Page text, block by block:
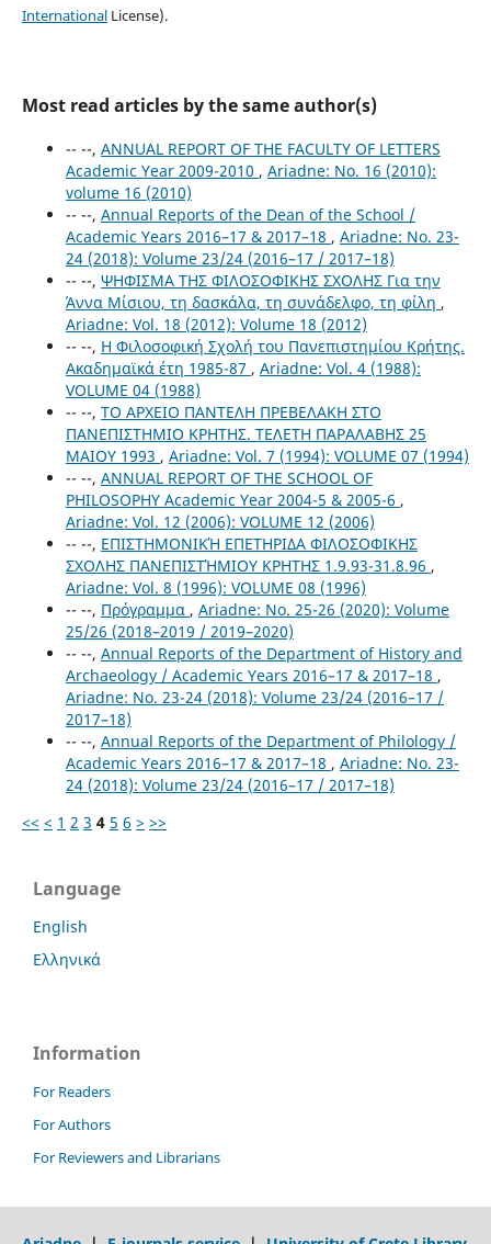
InternationalLicense).
Most read articles by the same author(s)
-- --, ANNUAL REPORT OF ΤΗΕ FACULTY OF LETTERS
Academic Year 2009-2010 , Ariadne: No. 16 (2010):
volume 16 (2010)
-- --, Annual Reports of the Dean of the School /
Academic Years 2016–17 & 2017–18 , Ariadne: No. 23-
24 (2018): Volume 23/24 (2016–17 / 2017–18)
-- --, ΨΗΦΙΣΜΑ ΤΗΣ ΦΙΛΟΣΟΦΙΚΗΣ ΣΧΟΛΗΣ Για την
Άννα Μίσιου, τη δασκάλα, τη συνάδελφο, τη φίλη ,
Ariadne: Vol. 18 (2012): Volume 18 (2012)
-- --, Η Φιλοσοφική Σχολή του Πανεπιστημίου Κρήτης.
Ακαδημαϊκά έτη 1985-87 , Ariadne: Vol. 4 (1988):
VOLUME 04 (1988)
-- --, ΤΟ ΑΡΧΕΙΟ ΠΑΝΤΕΛΗ ΠΡΕΒΕΛΑΚΗ ΣΤΟ
ΠΑΝΕΠΙΣΤΗΜΙΟ ΚΡΗΤΗΣ. ΤΕΛΕΤΗ ΠΑΡΑΛΑΒΗΣ 25
ΜΑΙΟΥ 1993 , Ariadne: Vol. 7 (1994): VOLUME 07 (1994)
-- --, ANNUAL REPORT OF THE SCHOOL OF
PHILOSOPHY Academic Year 2004-5 & 2005-6 ,
Ariadne: Vol. 12 (2006): VOLUME 12 (2006)
-- --, ΕΠΙΣΤΗΜΟΝΙΚΉ ΕΠΕΤΗΡΙΔΑ ΦΙΛΟΣΟΦΙΚΗΣ
ΣΧΟΛΗΣ ΠΑΝΕΠΙΣΤΉΜΙΟΥ ΚΡΗΤΗΣ 1.9.93-31.8.96 ,
Ariadne: Vol. 8 (1996): VOLUME 08 (1996)
-- --, Πρόγραμμα , Ariadne: No. 25-26 (2020): Volume
25/26 (2018–2019 / 2019–2020)
-- --, Annual Reports of the Department of History and
Archaeology / Academic Years 2016–17 & 2017–18 ,
Ariadne: No. 23-24 (2018): Volume 23/24 (2016–17 /
2017–18)
-- --, Annual Reports of the Department of Philology /
Academic Years 2016–17 & 2017–18 , Ariadne: No. 23-
24 (2018): Volume 23/24 (2016–17 / 2017–18)
<< < 1 2 3 4 5 6 > >>
Language
English
Ελληνικά
Information
For Readers
For Authors
For Reviewers and Librarians